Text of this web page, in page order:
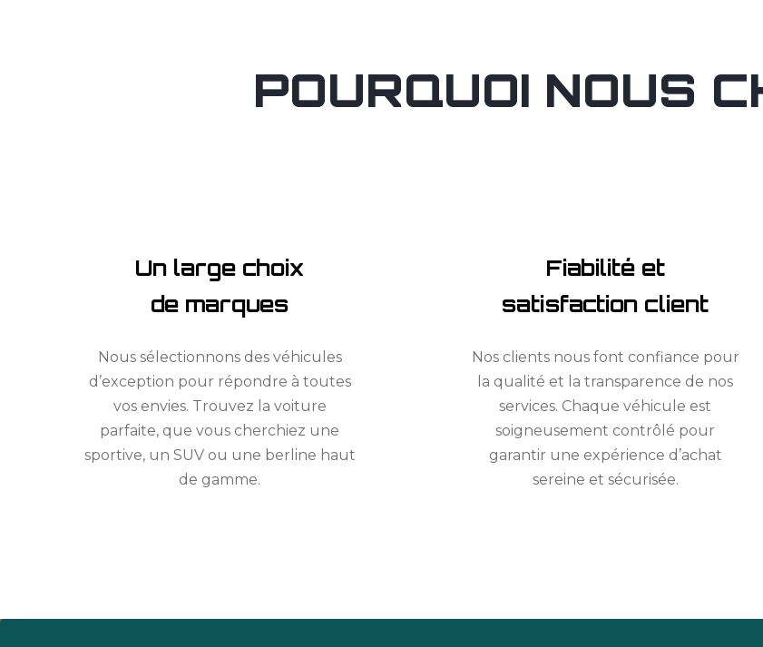
POURQUOI NOUS
Un large choix
de marques
Nous sélectionnons des véhicules
d’exception pour répondre à toutes
vos envies. Trouvez la voiture
parfaite, que vous cherchiez une
sportive, un SUV ou une berline haut
de gamme.
Fiabilité et
satisfaction client
Nos clients nous font confiance pour
la qualité et la transparence de nos
services. Chaque véhicule est
soigneusement contrôlé pour
garantir une expérience d’achat
sereine et sécurisée.